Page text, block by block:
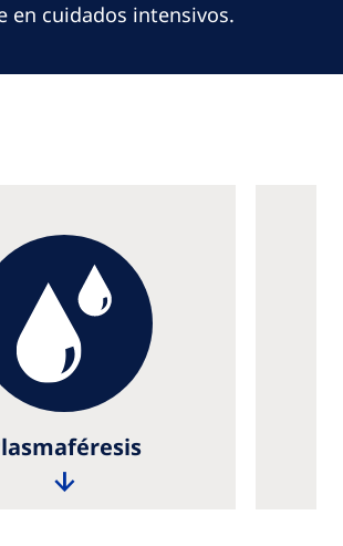
en cuidados intensivos.